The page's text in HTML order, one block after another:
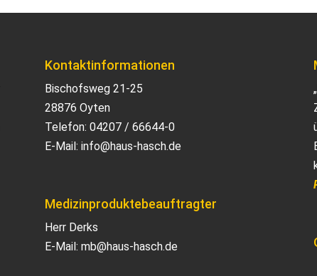
Kontaktinformationen
Bischofsweg 21-25
28876 Oyten
Telefon: 04207 / 66644-0
E-Mail: info@haus-hasch.de
Medizinproduktebeauftragter
Herr Derks
E-Mail: mb@haus-hasch.de